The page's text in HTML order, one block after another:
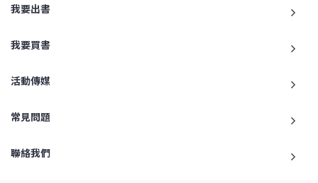
我要出書
我要買書
活動傳媒
常見問題
聯絡我們